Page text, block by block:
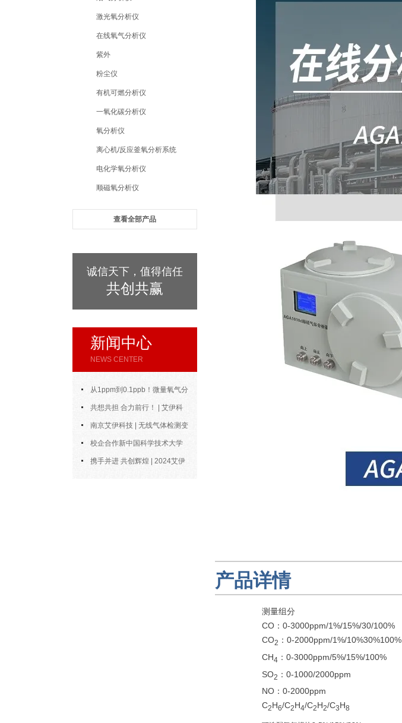
激光氧分析仪
在线氧气分析仪
紫外
粉尘仪
有机可燃分析仪
一氧化碳分析仪
氧分析仪
离心机/反应釜氧分析系统
电化学氧分析仪
顺磁氧分析仪
查看全部产品
诚信天下，值得信任
共创共赢
新闻中心
NEWS CENTER
从1ppm到0.1ppb！微量氧气分
析仪的测量范围与精度到底能做到
多好？
共想共担 合力前行！ | 艾伊科
技2025年中合伙人会议圆满召开
南京艾伊科技 | 无线气体检测变
送器：无线通信，智控安全新风向
校企合作新中国科学技术大学
博士陶永会出任南京艾伊公司“科
携手并进 共创辉煌 | 2024艾伊
产品详情
测量组分
CO：0-3000ppm/1%/15%/30/100%
CO2 ：0-2000ppm/1%/10%30%100%
CH4 ：0-3000ppm/5%/15%/100%
SO2 ：0-1000/2000ppm
NO：0-2000ppm
C2H6/C2H4/C2H2/C3H8